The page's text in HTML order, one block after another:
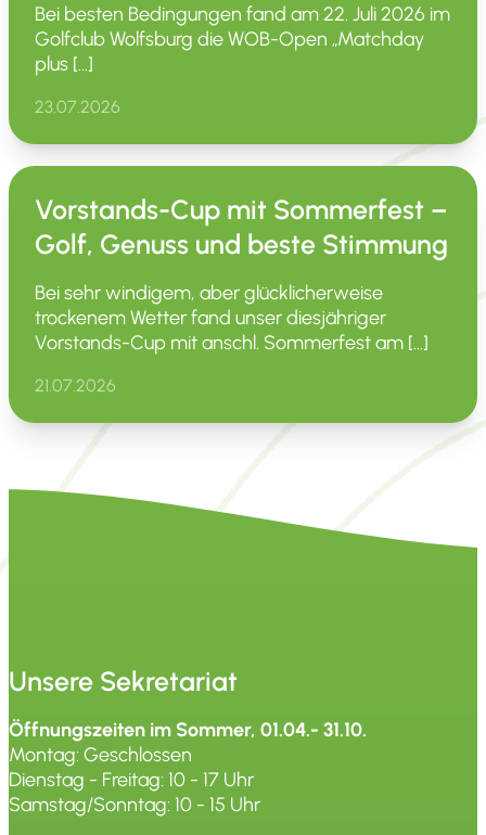
Bei besten Bedin­gungen fand am 22. Juli 2026 im
Golfclub Wolfsburg die WOB-Open „Matchday
plus […]
23.07.2026
Vorstands-Cup mit Sommerfest –
Golf, Genuss und beste Stimmung
Bei sehr windigem, aber glück­li­cher­weise
trockenem Wetter fand unser diesjäh­riger
Vorstands-Cup mit anschl. Sommer­fest am […]
21.07.2026
Unsere Sekretariat
Öffnungszeiten im Sommer, 01.04.- 31.10.
Montag: Geschlossen
Dienstag - Freitag: 10 - 17 Uhr
Samstag/Sonntag: 10 - 15 Uhr